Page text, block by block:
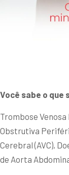
Você sabe o que
Trombose
Obstrutiva
Cerebral (AVC),
de Aorta